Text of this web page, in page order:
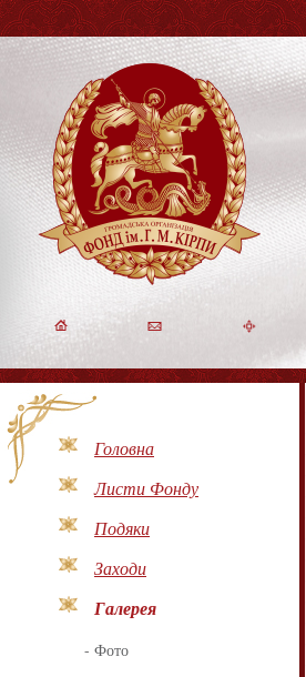
Головна
Листи Фонду
Подяки
Заходи
Галерея
- Фото